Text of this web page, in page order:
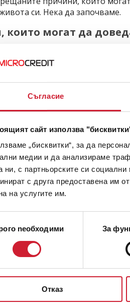
Съгласие
сайт използва
„бисквитки“, за да
медии и да анализираме
ни, с партньорските си
с друга предоставена им
на услугите им.
nеобходими За
Отказ
си. Нека да започваме.
които могат да
за това как
от решенията за
за това, може
на точната причина за
от навиците си за харчене.
нещо, което можете да
за попадане в
разходи, вашите сметки,
си, за да разберете
причината, направете
на кредитната си карта
по кредитни карти. Това е
и без много да мислят.